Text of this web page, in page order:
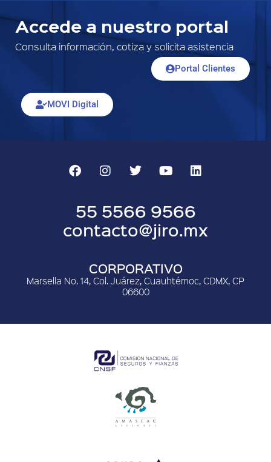
Accede a nuestro portal
Consulta información, cotiza y solicita asistencia
Portal Clientes
MOVI Digital
55 5566 9566
contacto@jiro.mx
CORPORATIVO
Marsella No. 14, Col. Juárez, Cuauhtémoc, CDMX, CP
06600